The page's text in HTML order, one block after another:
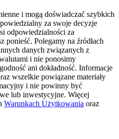
i mogą doświadczać szybkich
za swoje decyzje
odpowiedzialności za
ponieść. Polegamy na źródłach
danych związanych z
i nie ponosimy
ani dokładność. Informacje
wszelkie powiązane materiały
i nie powinny być
lub inwestycyjne. Więcej
Warunkach Użytkowania oraz